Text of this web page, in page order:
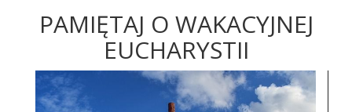
PAMIĘTAJ O WAKACYJNEJ
EUCHARYSTII